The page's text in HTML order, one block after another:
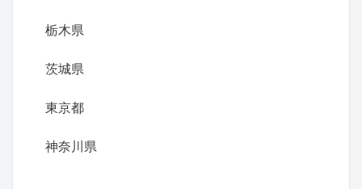
栃木県
茨城県
東京都
神奈川県